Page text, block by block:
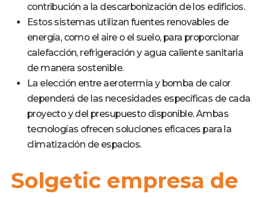
contribución a la descarbonización de los edificios.
Estos sistemas utilizan fuentes renovables de
energía, como el aire o el suelo, para proporcionar
calefacción, refrigeración y agua caliente sanitaria
de manera sostenible.
La elección entre aerotermia y bomba de calor
dependerá de las necesidades específicas de cada
proyecto y del presupuesto disponible. Ambas
tecnologías ofrecen soluciones eficaces para la
climatización de espacios.
Solgetic empresa de